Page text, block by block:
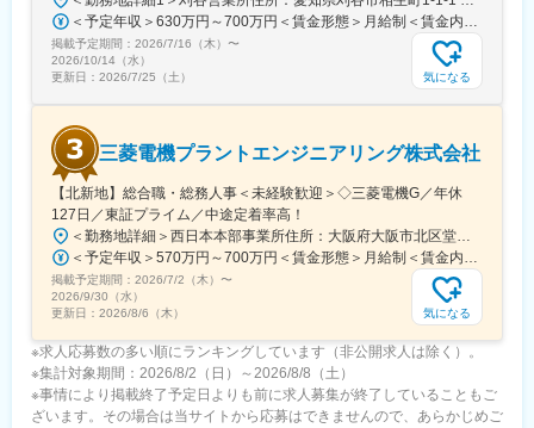
＜予定年収＞630万円～700万円＜賃金形態＞月給制＜賃金内訳＞月額（基本給）：279,000円～281,000円＜月給＞279,000円～281,000円＜昇給有無＞有＜残業手当＞有＜給与補足＞上記は入社初年度の想定年収です。※月給の金額とは別で、残業代、業績賞与支給有り※賞与：年4回、昇給：年1～2回※経験・能力等を考慮の上、同社規定により待遇を決定します※年収は会社業績によって変動することがあります賃金はあくまでも目安の金額であり、選考を通じて上下する可能性があります。月給(月額)は固定手当を含めた表記です。
掲載予定期間： 2026/7/16（木） 〜
2026/10/14（水）
更新日： 2026/7/25（土） 気になる
三菱電機プラントエンジニアリング株式会社
【北新地】総合職・総務人事＜未経験歓迎＞◇三菱電機G／年休
127日／東証プライム／中途定着率高！
＜勤務地詳細＞西日本本部事業所住所：大阪府大阪市北区堂島2-2-2 勤務地最寄駅：JR東西線／北新地駅受動喫煙対策：屋内喫煙可能場所あり変更の範囲：会社の定める事業所
＜予定年収＞570万円～700万円＜賃金形態＞月給制＜賃金内訳＞月額（基本給）：295,000円～335,000円＜月給＞295,000円～335,000円＜昇給有無＞有＜残業手当＞有＜給与補足＞※上記年収は想定残業時間20～30時間込みの金額となります。※上記はあくまで想定年収です。経験・スキルに応じて決定します。■昇給：年1回■賞与：年2回（6月・12月）※実績あり賃金はあくまでも目安の金額であり、選考を通じて上下する可能性があります。月給(月額)は固定手当を含めた表記です。
掲載予定期間： 2026/7/2（木） 〜
2026/9/30（水）
更新日： 2026/8/6（木） 気になる
※求人応募数の多い順にランキングしています（非公開求人は除く）。
※集計対象期間：2026/8/2（日）～2026/8/8（土）
※事情により掲載終了予定日よりも前に求人募集が終了していることもご
ざいます。その場合は当サイトから応募はできませんので、あらかじめご